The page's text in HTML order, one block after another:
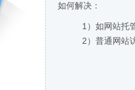
如何解决：
1）如网站托
2）普通网站